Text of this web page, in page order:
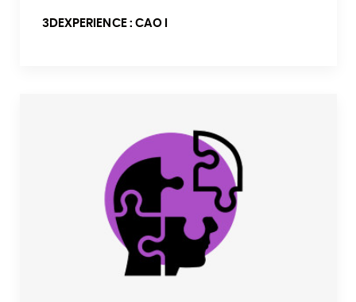
3DEXPERIENCE : CAO I